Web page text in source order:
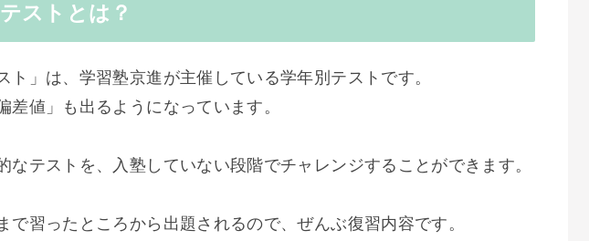
ストとは？
ト」は、学習塾京進が主催している学年別テストです。
差値」も出るようになっています。
なテストを、入塾していない段階でチャレンジすることができます。
で習ったところから出題されるので、ぜんぶ復習内容です。